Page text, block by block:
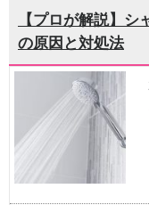
【プロが解説】
の原因と対処法